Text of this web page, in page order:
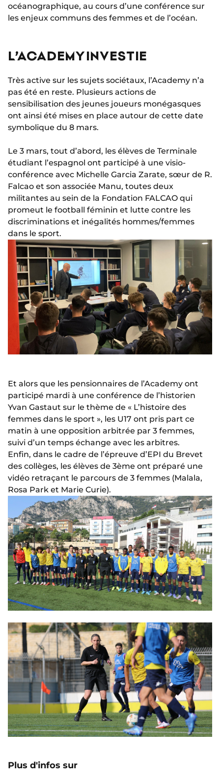
océanographique, au cours d’une conférence sur
les enjeux communs des femmes et de l’océan.
L’ACADEMY INVESTIE
Très active sur les sujets sociétaux, l’Academy n’a
pas été en reste. Plusieurs actions de
sensibilisation des jeunes joueurs monégasques
ont ainsi été mises en place autour de cette date
symbolique du 8 mars.
Le 3 mars, tout d’abord, les élèves de Terminale
étudiant l’espagnol ont participé à une visio-
conférence avec Michelle Garcia Zarate, sœur de R.
Falcao et son associée Manu, toutes deux
militantes au sein de la Fondation FALCAO qui
promeut le football féminin et lutte contre les
discriminations et inégalités hommes/femmes
dans le sport.
Et alors que les pensionnaires de l’Academy ont
participé mardi à une conférence de l’historien
Yvan Gastaut sur le thème de « L’histoire des
femmes dans le sport », les U17 ont pris part ce
matin à une opposition arbitrée par 3 femmes,
suivi d’un temps échange avec les arbitres.
Enfin, dans le cadre de l’épreuve d’EPI du Brevet
des collèges, les élèves de 3ème ont préparé une
vidéo retraçant le parcours de 3 femmes (Malala,
Rosa Park et Marie Curie).
Plus d'infos sur